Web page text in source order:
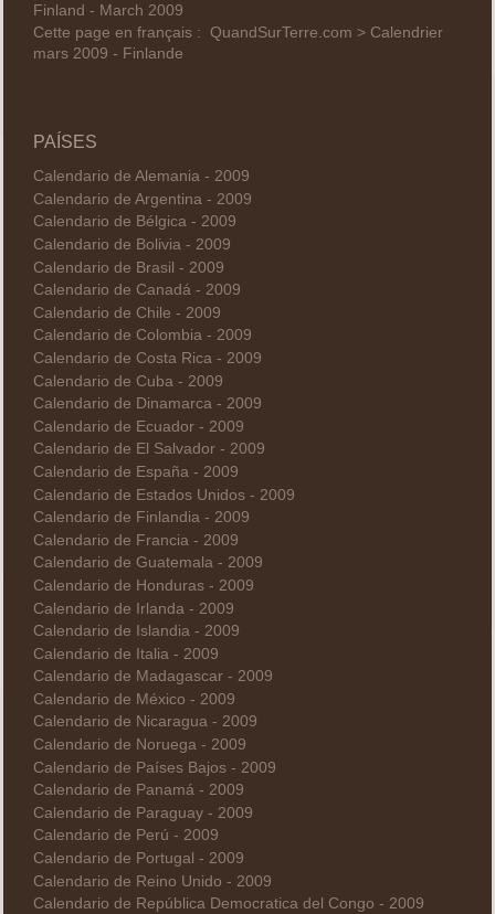
Finland - March 2009
Cette page en français : QuandSurTerre.com > Calendrier
mars 2009 - Finlande
PAÍSES
Calendario de Alemania - 2009
Calendario de Argentina - 2009
Calendario de Bélgica - 2009
Calendario de Bolivia - 2009
Calendario de Brasil - 2009
Calendario de Canadá - 2009
Calendario de Chile - 2009
Calendario de Colombia - 2009
Calendario de Costa Rica - 2009
Calendario de Cuba - 2009
Calendario de Dinamarca - 2009
Calendario de Ecuador - 2009
Calendario de El Salvador - 2009
Calendario de España - 2009
Calendario de Estados Unidos - 2009
Calendario de Finlandia - 2009
Calendario de Francia - 2009
Calendario de Guatemala - 2009
Calendario de Honduras - 2009
Calendario de Irlanda - 2009
Calendario de Islandia - 2009
Calendario de Italia - 2009
Calendario de Madagascar - 2009
Calendario de México - 2009
Calendario de Nicaragua - 2009
Calendario de Noruega - 2009
Calendario de Países Bajos - 2009
Calendario de Panamá - 2009
Calendario de Paraguay - 2009
Calendario de Perú - 2009
Calendario de Portugal - 2009
Calendario de Reino Unido - 2009
Calendario de República Democratica del Congo - 2009